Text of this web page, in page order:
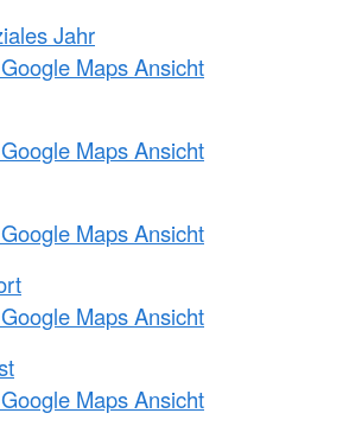
Jahr
Maps Ansicht
Maps Ansicht
Maps Ansicht
Maps Ansicht
Maps Ansicht